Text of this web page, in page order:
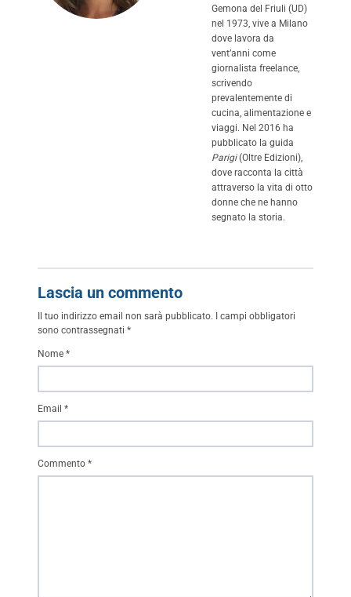
Gemona del Friuli (UD)
nel 1973, vive a Milano
dove lavora da
vent’anni come
giornalista freelance,
scrivendo
prevalentemente di
cucina, alimentazione e
viaggi. Nel 2016 ha
pubblicato la guida
Parigi(Oltre Edizioni),
dove racconta la città
attraverso la vita di otto
donne che ne hanno
segnato la storia.
Lascia un commento
Il tuo indirizzo email non sarà pubblicato. I campi obbligatori
sono contrassegnati *
Commento *
Nome *
Email *